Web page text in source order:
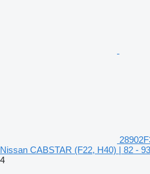
Nissan CABSTAR (F22, H40) | 82 -
4